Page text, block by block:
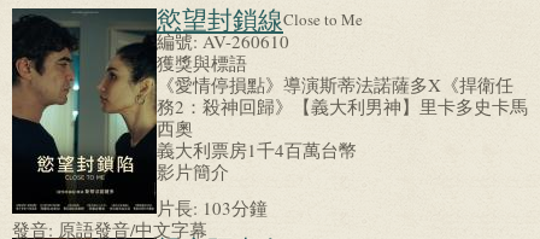
慾望封鎖線Close to Me
編號:AV-260610
獲獎與標語
《愛情停損點》導演斯蒂法諾薩多X《捍衛任
務2：殺神回歸》【義大利男神】里卡多史卡馬
西奧
義大利票房1千4百萬台幣
影片簡介
片長: 103分鐘
發音: 原語發音/中文字幕